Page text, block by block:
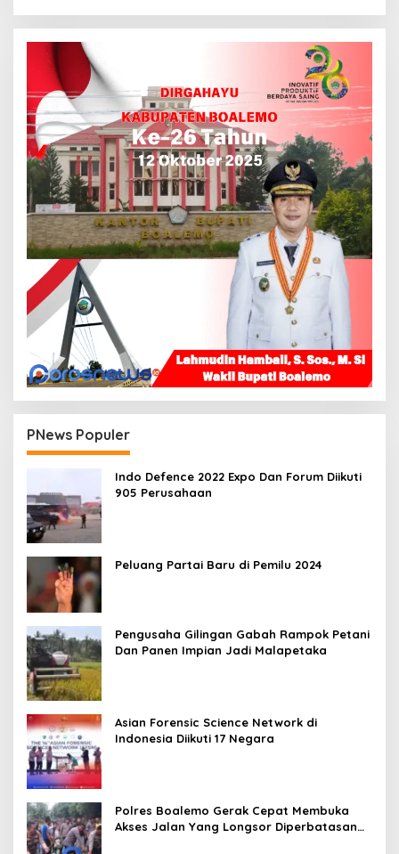
PNews Populer
Indo Defence 2022 Expo Dan Forum Diikuti
905 Perusahaan
Peluang Partai Baru di Pemilu 2024
Pengusaha Gilingan Gabah Rampok Petani
Dan Panen Impian Jadi Malapetaka
Asian Forensic Science Network di
Indonesia Diikuti 17 Negara
Polres Boalemo Gerak Cepat Membuka
Akses Jalan Yang Longsor Diperbatasan